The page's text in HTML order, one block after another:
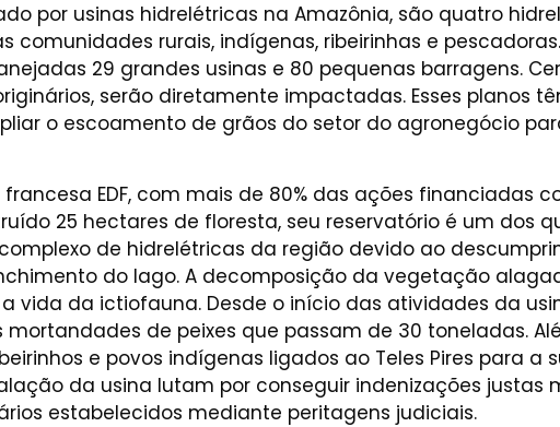
por usinas hidrelétricas na Amazônia, são quatro
rurais, indígenas, ribeirinhas e
29 grandes usinas e 80 pequenas barragens.
serão diretamente impactadas. Esses planos
o escoamento de grãos do setor do agronegócio
EDF, com mais de 80% das ações financiadas
25 hectares de floresta, seu reservatório é um dos
de hidrelétricas da região devido ao
do lago. A decomposição da vegetação
vida da ictiofauna. Desde o início das atividades da
de peixes que passam de 30 toneladas.
e povos indígenas ligados ao Teles Pires para a
da usina lutam por conseguir indenizações justas
estabelecidos mediante peritagens judiciais.